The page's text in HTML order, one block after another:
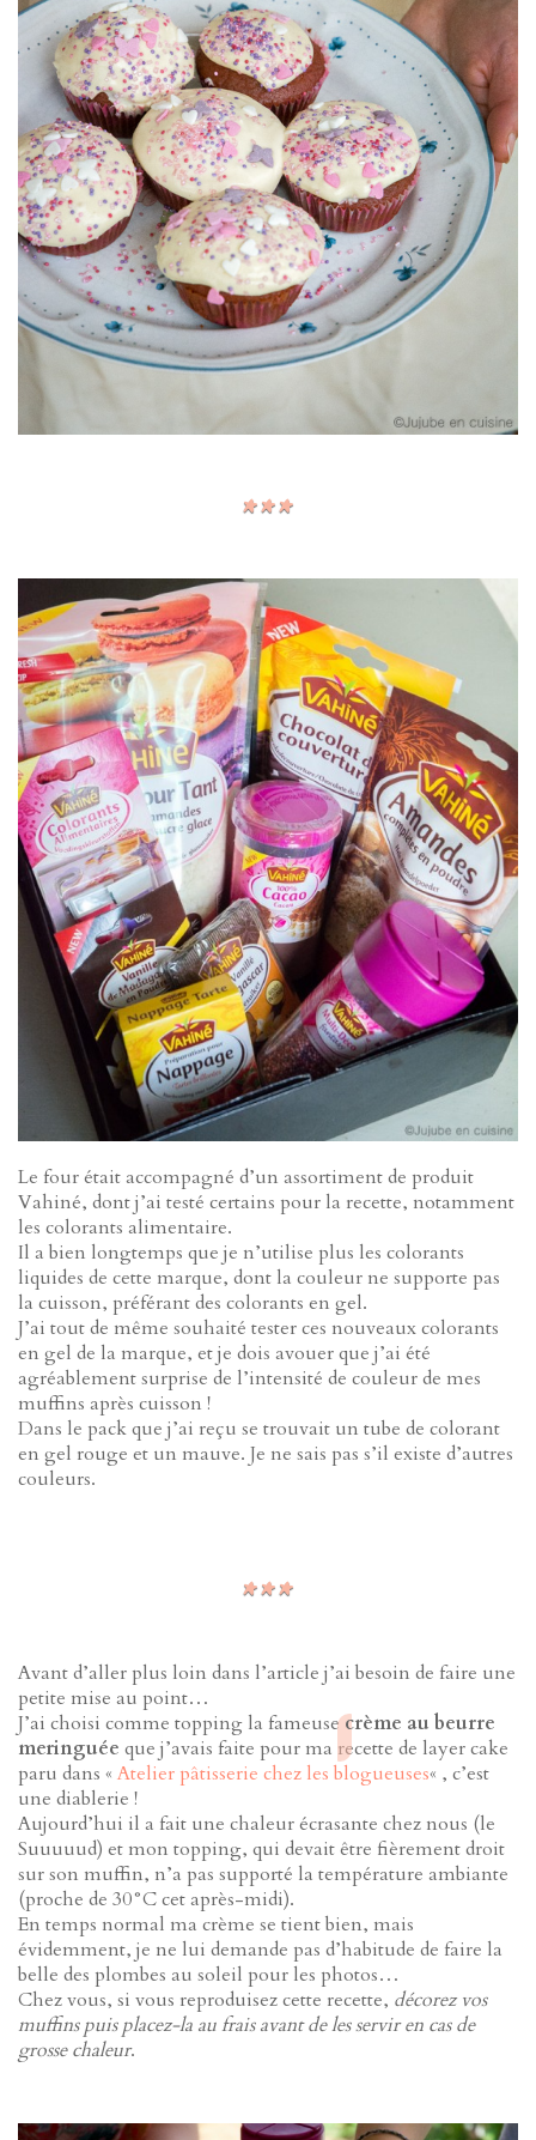
Le four était accompagné d’un assortiment de produit
Vahiné, dont j’ai testé certains pour la recette, notamment
les colorants alimentaire.
Il a bien longtemps que je n’utilise plus les colorants
liquides de cette marque, dont la couleur ne supporte pas
la cuisson, préférant des colorants en gel.
J’ai tout de même souhaité tester ces nouveaux colorants
en gel de la marque, et je dois avouer que j’ai été
agréablement surprise de l’intensité de couleur de mes
muffins après cuisson !
Dans le pack que j’ai reçu se trouvait un tube de colorant
en gel rouge et un mauve. Je ne sais pas s’il existe d’autres
couleurs.
Avant d’aller plus loin dans l’article j’ai besoin de faire une
petite mise au point…
J’ai choisi comme topping la fameusecrème au beurre
meringuée que j’avais faite pour ma recette de layer cake
paru dans « Atelier pâtisserie chez les blogueuses« , c’est
une diablerie !
Aujourd’hui il a fait une chaleur écrasante chez nous (le
Suuuuud) et mon topping, qui devait être fièrement droit
sur son muffin, n’a pas supporté la température ambiante
(proche de 30°C cet après-midi).
En temps normal ma crème se tient bien, mais
évidemment, je ne lui demande pas d’habitude de faire la
belle des plombes au soleil pour les photos…
Chez vous, si vous reproduisez cette recette, décorez vos
muffins puis placez-la au frais avant de les servir en cas de
grosse chaleur.